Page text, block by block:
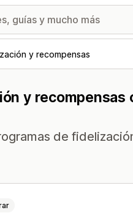
y recompensas
y recompensas
de